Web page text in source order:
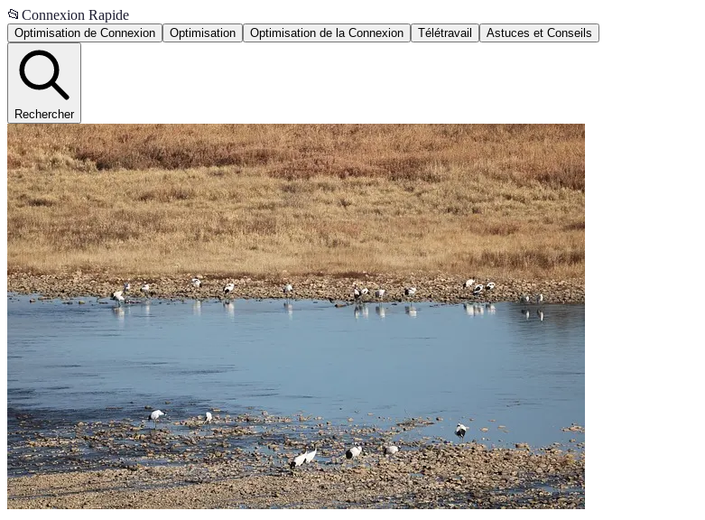
📂 Connexion Rapide
Optimisation de Connexion Optimisation Optimisation de la Connexion Télétravail Astuces et Conseils
Rechercher